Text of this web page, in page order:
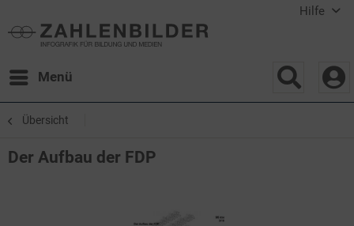
Hilfe
Menü
Übersicht
Der Aufbau der FDP